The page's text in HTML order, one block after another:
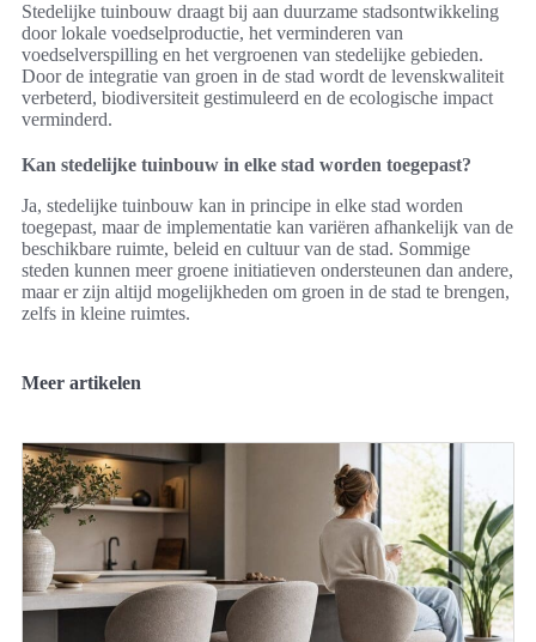
Stedelijke tuinbouw draagt bij aan duurzame stadsontwikkeling
door lokale voedselproductie, het verminderen van
voedselverspilling en het vergroenen van stedelijke gebieden.
Door de integratie van groen in de stad wordt de levenskwaliteit
verbeterd, biodiversiteit gestimuleerd en de ecologische impact
verminderd.
Kan stedelijke tuinbouw in elke stad worden toegepast?
Ja, stedelijke tuinbouw kan in principe in elke stad worden
toegepast, maar de implementatie kan variëren afhankelijk van de
beschikbare ruimte, beleid en cultuur van de stad. Sommige
steden kunnen meer groene initiatieven ondersteunen dan andere,
maar er zijn altijd mogelijkheden om groen in de stad te brengen,
zelfs in kleine ruimtes.
Meer artikelen